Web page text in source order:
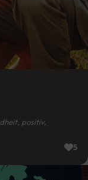
positiv,
5